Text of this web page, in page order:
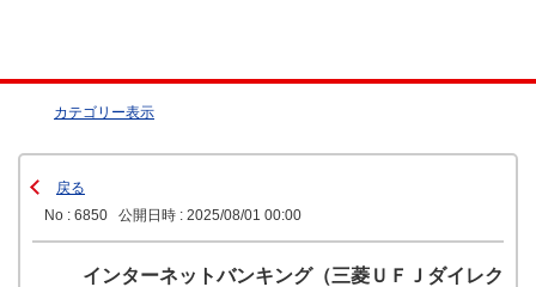
カテゴリー表示
戻る
No : 6850
公開日時 : 2025/08/01 00:00
インターネットバンキング（三菱ＵＦＪダイレク